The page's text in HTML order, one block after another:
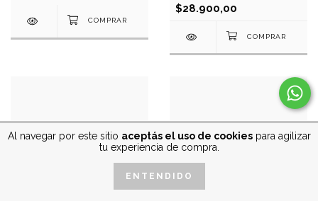
Al navegar por este sitio aceptás el uso de cookiespara agilizar
tu experiencia de compra.
ENTENDIDO
$28.900,00